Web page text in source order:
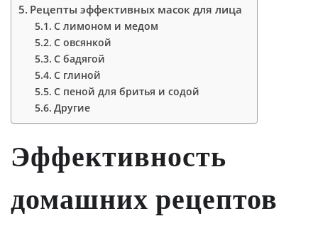
Рецепты эффективных масок для лица
С лимоном и медом
С овсянкой
С бадягой
С глиной
С пеной для бритья и содой
Другие
Эффективность
домашних рецептов